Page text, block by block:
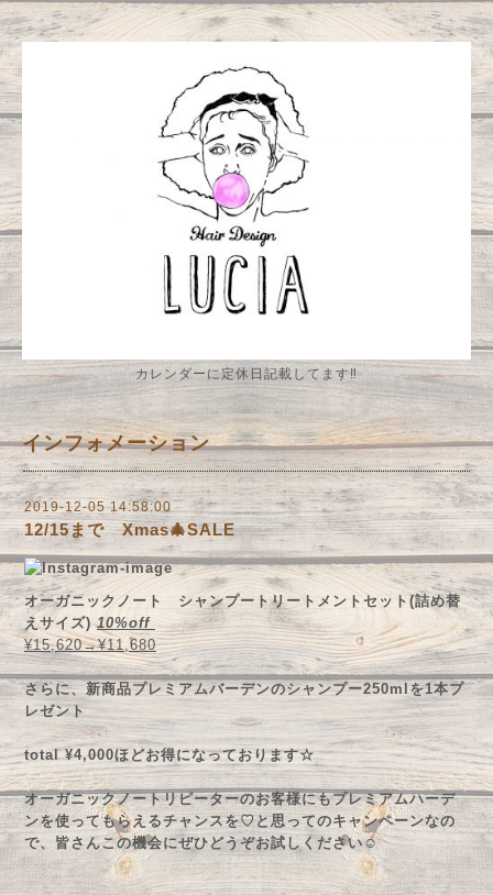
カレンダーに定休日記載してます‼️
インフォメーション
2019-12-05 14:58:00
12/15まで Xmas🎄SALE
オーガニックノート シャンプートリートメントセット(詰め替
えサイズ)10%off
¥15,620→¥11,680
さらに、新商品プレミアムバーデンのシャンプー250mlを1本プ
レゼント
total ¥4,000ほどお得になっております☆
オーガニックノートリピーターのお客様にもプレミアムハーデ
ンを使ってもらえるチャンスを♡と思ってのキャンペーンなの
で、皆さんこの機会にぜひどうぞお試しください☺️